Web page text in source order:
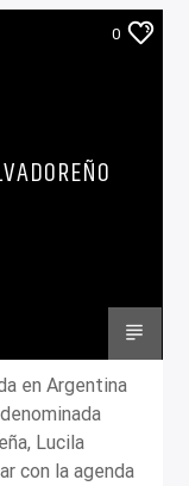
0
en Argentina
Lucila
con la agenda